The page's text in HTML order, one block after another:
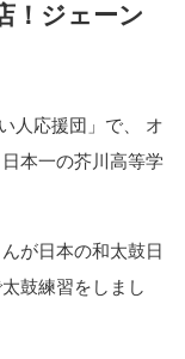
！ジェーン
人応援団」で、 オ
本一の芥川高等学
が日本の和太鼓日
鼓練習をしまし